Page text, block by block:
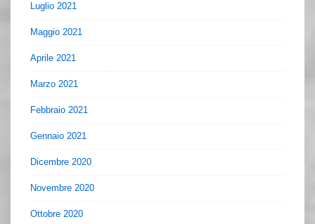
Luglio 2021
Maggio 2021
Aprile 2021
Marzo 2021
Febbraio 2021
Gennaio 2021
Dicembre 2020
Novembre 2020
Ottobre 2020